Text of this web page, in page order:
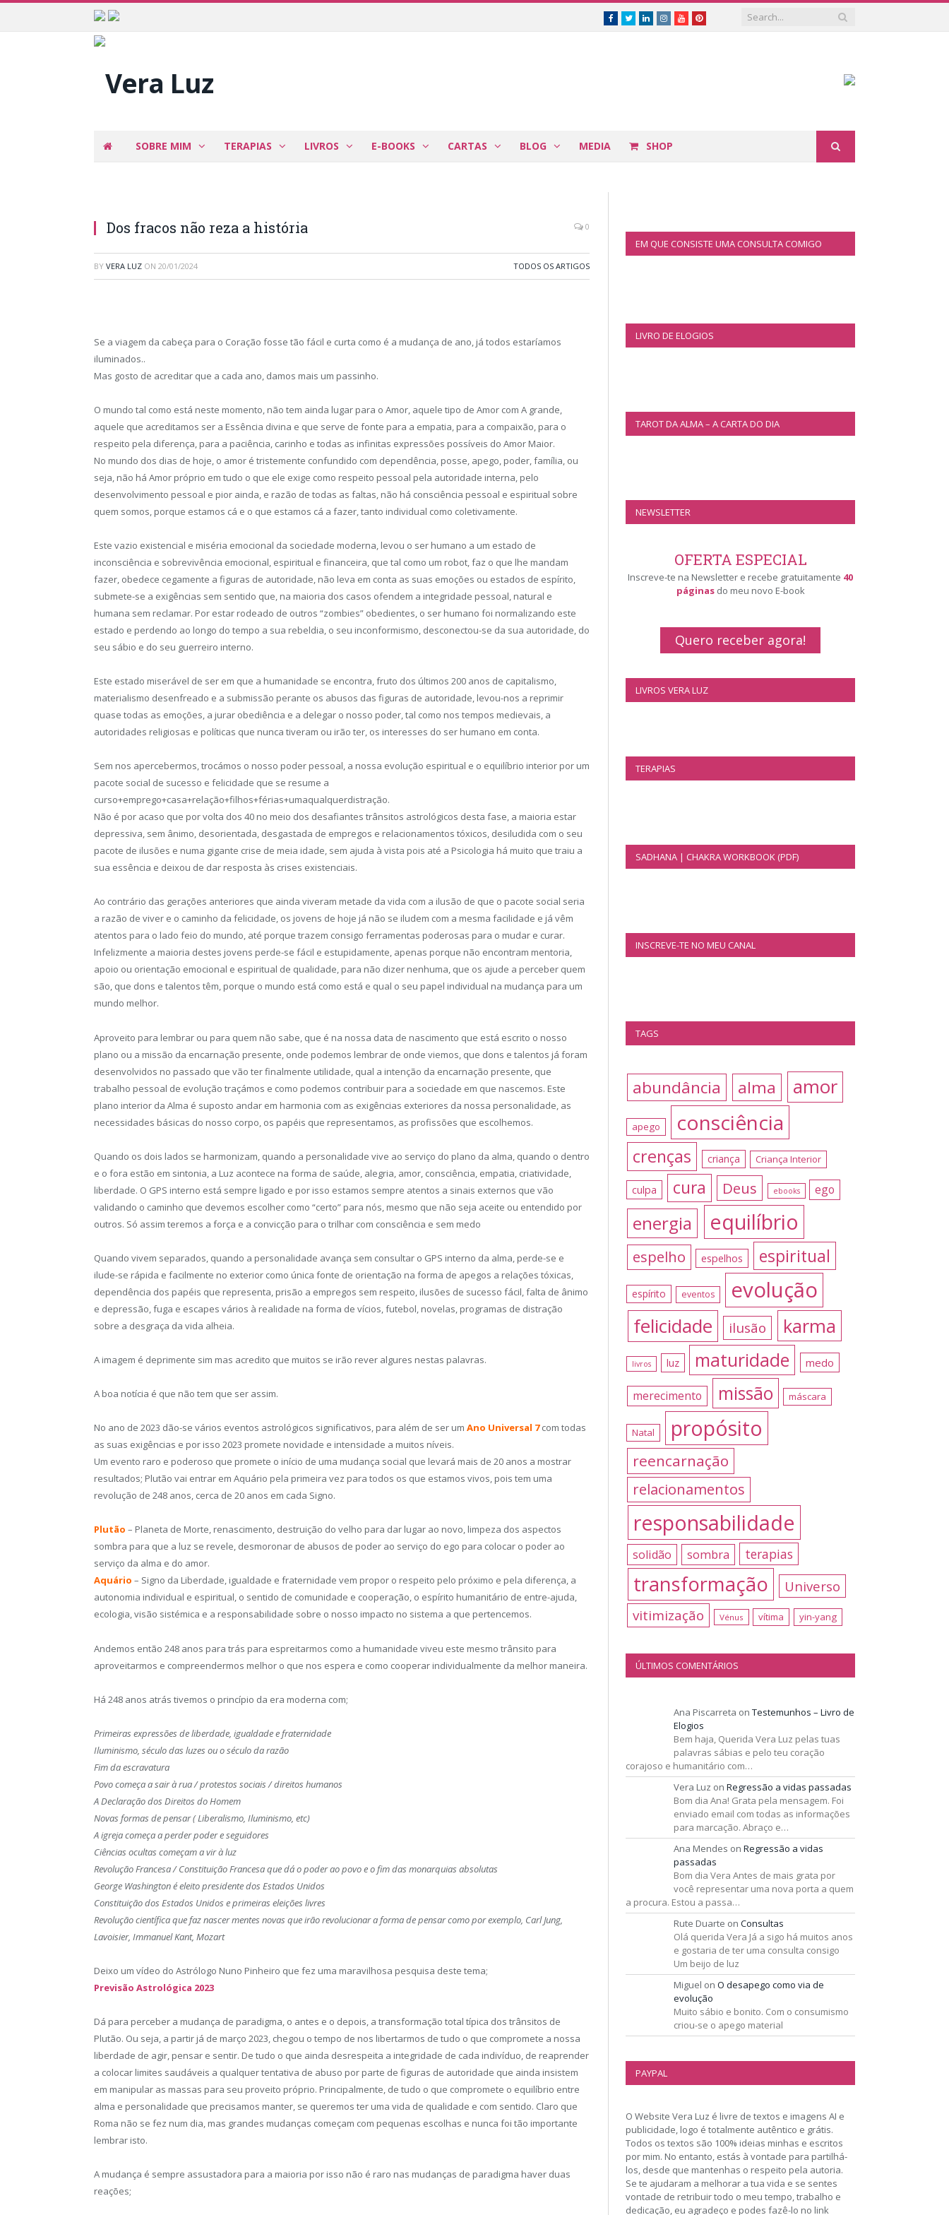
Facebook
TwitterLinkedinInstagram
YoutubePinterest
SOBRE MIM TERAPIAS LIVROS E-BOOKS CARTAS BLOG MEDIA SHOP
Dos fracos não reza a história 0
BY VERA LUZ ON 20/01/2024 TODOS OS ARTIGOS
Se a viagem da cabeça para o Coração fosse tão fácil e curta como é a mudança de ano, já todos estaríamos
iluminados..
Mas gosto de acreditar que a cada ano, damos mais um passinho.
O mundo tal como está neste momento, não tem ainda lugar para o Amor, aquele tipo de Amor com A grande,
aquele que acreditamos ser a Essência divina e que serve de fonte para a empatia, para a compaixão, para o
respeito pela diferença, para a paciência, carinho e todas as infinitas expressões possíveis do Amor Maior.
No mundo dos dias de hoje, o amor é tristemente confundido com dependência, posse, apego, poder, família, ou
seja, não há Amor próprio em tudo o que ele exige como respeito pessoal pela autoridade interna, pelo
desenvolvimento pessoal e pior ainda, e razão de todas as faltas, não há consciência pessoal e espiritual sobre
quem somos, porque estamos cá e o que estamos cá a fazer, tanto individual como coletivamente.
Este vazio existencial e miséria emocional da sociedade moderna, levou o ser humano a um estado de
inconsciência e sobrevivência emocional, espiritual e financeira, que tal como um robot, faz o que lhe mandam
fazer, obedece cegamente a figuras de autoridade, não leva em conta as suas emoções ou estados de espírito,
submete-se a exigências sem sentido que, na maioria dos casos ofendem a integridade pessoal, natural e
humana sem reclamar. Por estar rodeado de outros “zombies” obedientes, o ser humano foi normalizando este
estado e perdendo ao longo do tempo a sua rebeldia, o seu inconformismo, desconectou-se da sua autoridade, do
seu sábio e do seu guerreiro interno.
Este estado miserável de ser em que a humanidade se encontra, fruto dos últimos 200 anos de capitalismo,
materialismo desenfreado e a submissão perante os abusos das figuras de autoridade, levou-nos a reprimir
quase todas as emoções, a jurar obediência e a delegar o nosso poder, tal como nos tempos medievais, a
autoridades religiosas e políticas que nunca tiveram ou irão ter, os interesses do ser humano em conta.
Sem nos apercebermos, trocámos o nosso poder pessoal, a nossa evolução espiritual e o equilíbrio interior por um
pacote social de sucesso e felicidade que se resume a
curso+emprego+casa+relação+filhos+férias+umaqualquerdistração.
Não é por acaso que por volta dos 40 no meio dos desafiantes trânsitos astrológicos desta fase, a maioria estar
depressiva, sem ânimo, desorientada, desgastada de empregos e relacionamentos tóxicos, desiludida com o seu
pacote de ilusões e numa gigante crise de meia idade, sem ajuda à vista pois até a Psicologia há muito que traiu a
sua essência e deixou de dar resposta às crises existenciais.
Ao contrário das gerações anteriores que ainda viveram metade da vida com a ilusão de que o pacote social seria
a razão de viver e o caminho da felicidade, os jovens de hoje já não se iludem com a mesma facilidade e já vêm
atentos para o lado feio do mundo, até porque trazem consigo ferramentas poderosas para o mudar e curar.
Infelizmente a maioria destes jovens perde-se fácil e estupidamente, apenas porque não encontram mentoria,
apoio ou orientação emocional e espiritual de qualidade, para não dizer nenhuma, que os ajude a perceber quem
são, que dons e talentos têm, porque o mundo está como está e qual o seu papel individual na mudança para um
mundo melhor.
Aproveito para lembrar ou para quem não sabe, que é na nossa data de nascimento que está escrito o nosso
plano ou a missão da encarnação presente, onde podemos lembrar de onde viemos, que dons e talentos já foram
desenvolvidos no passado que vão ter finalmente utilidade, qual a intenção da encarnação presente, que
trabalho pessoal de evolução traçámos e como podemos contribuir para a sociedade em que nascemos. Este
plano interior da Alma é suposto andar em harmonia com as exigências exteriores da nossa personalidade, as
necessidades básicas do nosso corpo, os papéis que representamos, as profissões que escolhemos.
Quando os dois lados se harmonizam, quando a personalidade vive ao serviço do plano da alma, quando o dentro
e o fora estão em sintonia, a Luz acontece na forma de saúde, alegria, amor, consciência, empatia, criatividade,
liberdade. O GPS interno está sempre ligado e por isso estamos sempre atentos a sinais externos que vão
validando o caminho que devemos escolher como “certo” para nós, mesmo que não seja aceite ou entendido por
outros. Só assim teremos a força e a convicção para o trilhar com consciência e sem medo
Quando vivem separados, quando a personalidade avança sem consultar o GPS interno da alma, perde-se e
ilude-se rápida e facilmente no exterior como única fonte de orientação na forma de apegos a relações tóxicas,
dependência dos papéis que representa, prisão a empregos sem respeito, ilusões de sucesso fácil, falta de ânimo
e depressão, fuga e escapes vários à realidade na forma de vícios, futebol, novelas, programas de distração
sobre a desgraça da vida alheia.
A imagem é deprimente sim mas acredito que muitos se irão rever algures nestas palavras.
A boa notícia é que não tem que ser assim.
No ano de 2023 dão-se vários eventos astrológicos significativos, para além de ser um Ano Universal 7com todas
as suas exigências e por isso 2023 promete novidade e intensidade a muitos níveis.
Um evento raro e poderoso que promete o início de uma mudança social que levará mais de 20 anos a mostrar
resultados; Plutão vai entrar em Aquário pela primeira vez para todos os que estamos vivos, pois tem uma
revolução de 248 anos, cerca de 20 anos em cada Signo.
Plutão – Planeta de Morte, renascimento, destruição do velho para dar lugar ao novo, limpeza dos aspectos
sombra para que a luz se revele, desmoronar de abusos de poder ao serviço do ego para colocar o poder ao
serviço da alma e do amor.
Aquário – Signo da Liberdade, igualdade e fraternidade vem propor o respeito pelo próximo e pela diferença, a
autonomia individual e espiritual, o sentido de comunidade e cooperação, o espírito humanitário de entre-ajuda,
ecologia, visão sistémica e a responsabilidade sobre o nosso impacto no sistema a que pertencemos.
Andemos então 248 anos para trás para espreitarmos como a humanidade viveu este mesmo trânsito para
aproveitarmos e compreendermos melhor o que nos espera e como cooperar individualmente da melhor maneira.
Há 248 anos atrás tivemos o princípio da era moderna com;
Primeiras expressões de liberdade, igualdade e fraternidade
Iluminismo, século das luzes ou o século da razão
Fim da escravatura
Povo começa a sair à rua / protestos sociais / direitos humanos
A Declaração dos Direitos do Homem
Novas formas de pensar ( Liberalismo, Iluminismo, etc)
A igreja começa a perder poder e seguidores
Ciências ocultas começam a vir à luz
Revolução Francesa / Constituição Francesa que dá o poder ao povo e o fim das monarquias absolutas
George Washington é eleito presidente dos Estados Unidos
Constituição dos Estados Unidos e primeiras eleições livres
Revolução científica que faz nascer mentes novas que irão revolucionar a forma de pensar como por exemplo, Carl Jung,
Lavoisier, Immanuel Kant, Mozart
Deixo um vídeo do Astrólogo Nuno Pinheiro que fez uma maravilhosa pesquisa deste tema;
Previsão Astrológica 2023
Dá para perceber a mudança de paradigma, o antes e o depois, a transformação total típica dos trânsitos de
Plutão. Ou seja, a partir já de março 2023, chegou o tempo de nos libertarmos de tudo o que compromete a nossa
liberdade de agir, pensar e sentir. De tudo o que ainda desrespeita a integridade de cada indivíduo, de reaprender
a colocar limites saudáveis a qualquer tentativa de abuso por parte de figuras de autoridade que ainda insistem
em manipular as massas para seu proveito próprio. Principalmente, de tudo o que compromete o equilíbrio entre
alma e personalidade que precisamos manter, se queremos ter uma vida de qualidade e com sentido. Claro que
Roma não se fez num dia, mas grandes mudanças começam com pequenas escolhas e nunca foi tão importante
lembrar isto.
A mudança é sempre assustadora para a maioria por isso não é raro nas mudanças de paradigma haver duas
reações;
EM QUE CONSISTE UMA CONSULTA COMIGO
LIVRO DE ELOGIOS
TAROT DA ALMA – A CARTA DO DIA
NEWSLETTER
OFERTA ESPECIAL
Inscreve-te na Newsletter e recebe gratuitamente 40
páginasdo meu novo E-book
Quero receber agora!
LIVROS VERA LUZ
TERAPIAS
SADHANA | CHAKRA WORKBOOK (PDF)
INSCREVE-TE NO MEU CANAL
TAGS
abundância alma amor
apego consciência
crenças criança Criança Interior
culpa cura Deus ebooks ego
energia equilíbrio
espelho espelhos espiritual
espírito eventos evolução
felicidade ilusão karma
livros luz maturidade medo
merecimento missão máscara
Natal propósito
reencarnação
relacionamentos
responsabilidade
solidão sombra terapias
transformação Universo
vitimização Vénus vítima yin-yang
ÚLTIMOS COMENTÁRIOS
Ana Piscarreta on Testemunhos – Livro de
Elogios
Bem haja, Querida Vera Luz pelas tuas
palavras sábias e pelo teu coração
corajoso e humanitário com…
Vera Luz on Regressão a vidas passadas
Bom dia Ana! Grata pela mensagem. Foi
enviado email com todas as informações
para marcação. Abraço e…
Ana Mendes on Regressão a vidas
passadas
Bom dia Vera Antes de mais grata por
você representar uma nova porta a quem
a procura. Estou a passa…
Rute Duarte on Consultas
Olá querida Vera Já a sigo há muitos anos
e gostaria de ter uma consulta consigo
Um beijo de luz
Miguel on O desapego como via de
evolução
Muito sábio e bonito. Com o consumismo
criou-se o apego material
PAYPAL
O Website Vera Luz é livre de textos e imagens AI e
publicidade, logo é totalmente autêntico e grátis.
Todos os textos são 100% ideias minhas e escritos
por mim. No entanto, estás à vontade para partilhá-
los, desde que mantenhas o respeito pela autoria.
Se te ajudaram a melhorar a tua vida e se sentes
vontade de retribuir todo o meu tempo, trabalho e
dedicação, eu agradeço e podes fazê-lo no link